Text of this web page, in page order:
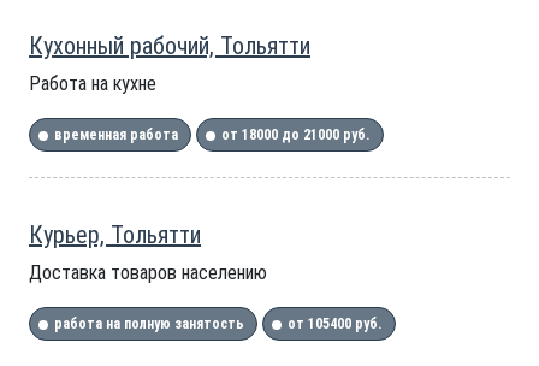
Кухонный рабочий, Тольятти
Работа на кухне
временная работа от 18000 до 21000 руб.
Курьер, Тольятти
Доставка товаров населению
работа на полную занятость от 105400 руб.